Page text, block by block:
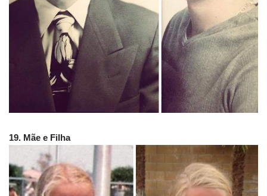
19. Mãe e Filha